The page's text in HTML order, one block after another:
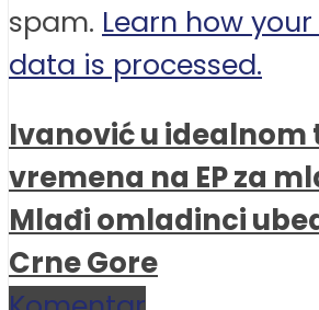
spam. Learn how
data is processed.
Ivanović u idealnom
vremena na EP za
Mlađi omladinci
Crne Gore